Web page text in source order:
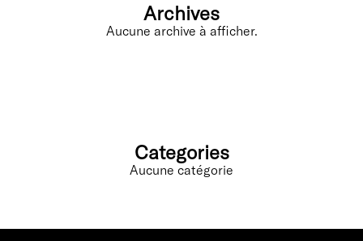
Archives
Aucune archive à afficher.
Categories
Aucune catégorie